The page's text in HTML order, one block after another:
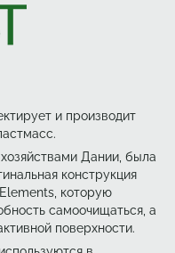
и производит
Дании, была
конструкция
которую
самоочищаться, а
поверхности.